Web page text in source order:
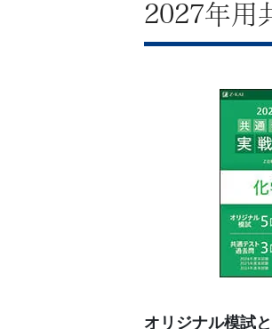
2027年用
オリジナル模試